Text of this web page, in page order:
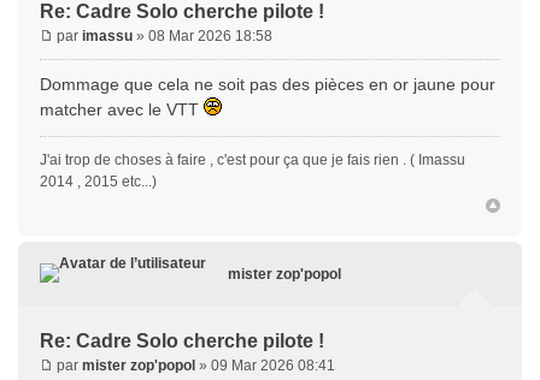
Re: Cadre Solo cherche pilote !
par imassu » 08 Mar 2026 18:58
Dommage que cela ne soit pas des pièces en or jaune pour
matcher avec le VTT
J'ai trop de choses à faire , c'est pour ça que je fais rien . ( Imassu
2014 , 2015 etc...)
mister zop'popol
Re: Cadre Solo cherche pilote !
par mister zop'popol » 09 Mar 2026 08:41